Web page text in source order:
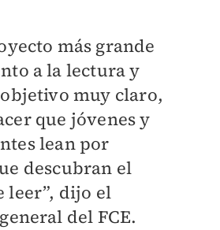
más grande
a la lectura y
muy claro,
que jóvenes y
lean por
descubran el
leer”, dijo el
del FCE.